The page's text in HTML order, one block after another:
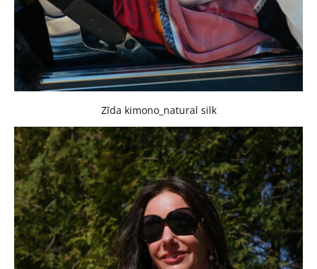
Zīda kimono_natural silk